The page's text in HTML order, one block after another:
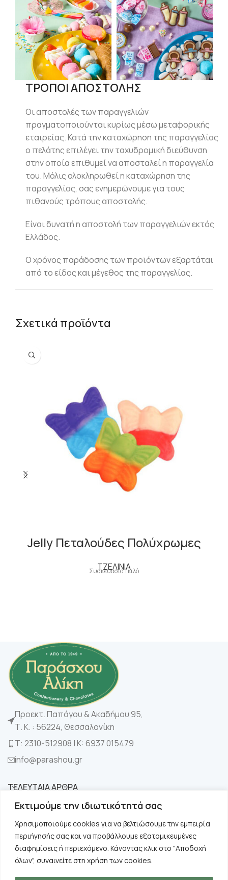
Εκτιμούμε την ιδιωτικότητά σας
Χρησιμοποιούμε cookies για να βελτιώσουμε την εμπειρία
περιήγησής σας και να προβάλλουμε εξατομικευμένες
διαφημίσεις ή περιεχόμενο. Κάνοντας κλικ στο "Αποδοχή
όλων", συναινείτε στη χρήση των cookies.
ΤΡΟΠΟΙ ΑΠΟΣΤΟΛΗΣ
Οι αποστολές των παραγγελιών
πραγματοποιούνται κυρίως μέσω μεταφορικής
εταιρείας. Κατά την καταχώρηση της παραγγελίας
ο πελάτης επιλέγει την ταχυδρομική διεύθυνση
στην οποία επιθυμεί να αποσταλεί η παραγγελία
του. Μόλις ολοκληρωθεί η καταχώρηση της
παραγγελίας, σας ενημερώνουμε για τους
πιθανούς τρόπους αποστολής.
Είναι δυνατή η αποστολή των παραγγελιών εκτός
Ελλάδος.
Ο χρόνος παράδοσης των προϊόντων εξαρτάται
από το είδος και μέγεθος της παραγγελίας.
Σχετικά προϊόντα
Jelly Πεταλούδες Πολύχρωμες
ΤΖΕΛΙΝΙΑ
Συσκευασία 1 κιλό
Προεκτ. Παπάγου & Ακαδήμου 95,
Τ. Κ. : 56224, Θεσσαλονίκη
Τ: 2310-512908 | K: 6937 015479
info@parashou.gr
ΤΕΛΕΥΤΑΙΑ ΑΡΘΡΑ
ΚΑΤΗΓΟΡΙΕΣ
ΧΡΗΣΙΜΑ
ΠΛΗΡΟΦΟΡΙΕΣ